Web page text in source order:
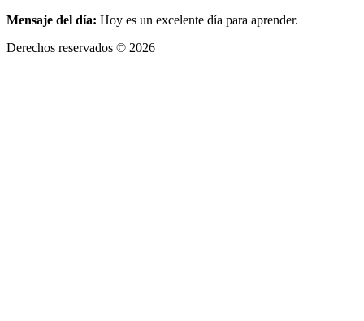
Mensaje del día: Hoy es un excelente día para aprender.
Derechos reservados © 2026